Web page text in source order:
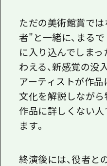
ただの美術館賞で
者"と一緒に、まる
に入り込んでしま
わえる、新感覚の没
アーティストが作品
文化を解説しながら
作品に詳しくない
ます。
終演後には、役者と